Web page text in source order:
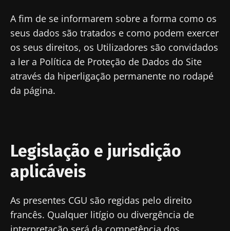
A fim de se informarem sobre a forma como os
seus dados são tratados e como podem exercer
os seus direitos, os Utilizadores são convidados
a ler a Política de Proteção de Dados do Site
através da hiperligação permanente no rodapé
da página.
Legislação e jurisdição
aplicáveis
As presentes CGU são regidas pelo direito
francês. Qualquer litígio ou divergência de